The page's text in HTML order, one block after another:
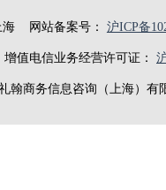
海网站备案号： 沪ICP备
增值电信业务经营许可证：
翰商务信息咨询（上海）